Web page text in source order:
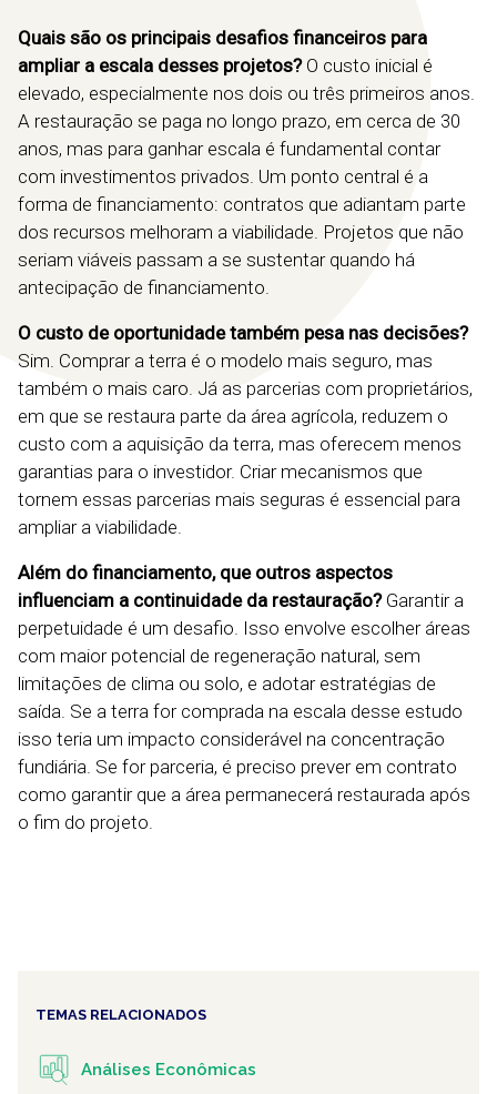
Quais são os principais desafios financeiros para
ampliar a escala desses projetos?O custo inicial é
elevado, especialmente nos dois ou três primeiros anos.
A restauração se paga no longo prazo, em cerca de 30
anos, mas para ganhar escala é fundamental contar
com investimentos privados. Um ponto central é a
forma de financiamento: contratos que adiantam parte
dos recursos melhoram a viabilidade. Projetos que não
seriam viáveis passam a se sustentar quando há
antecipação de financiamento.
O custo de oportunidade também pesa nas decisões?
Sim. Comprar a terra é o modelo mais seguro, mas
também o mais caro. Já as parcerias com proprietários,
em que se restaura parte da área agrícola, reduzem o
custo com a aquisição da terra, mas oferecem menos
garantias para o investidor. Criar mecanismos que
tornem essas parcerias mais seguras é essencial para
ampliar a viabilidade.
Além do financiamento, que outros aspectos
influenciam a continuidade da restauração?Garantir a
perpetuidade é um desafio. Isso envolve escolher áreas
com maior potencial de regeneração natural, sem
limitações de clima ou solo, e adotar estratégias de
saída. Se a terra for comprada na escala desse estudo
isso teria um impacto considerável na concentração
fundiária. Se for parceria, é preciso prever em contrato
como garantir que a área permanecerá restaurada após
o fim do projeto.
TEMAS RELACIONADOS
Análises Econômicas